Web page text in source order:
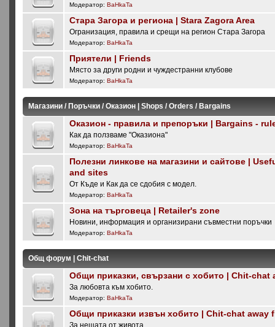
Модератор:BaHkaTa
Стара Загора и региона | Stara Zagora Area
Огранизация, правила и срещи на регион Стара Загора
Модератор:BaHkaTa
Приятели | Friends
Място за други родни и чуждестранни клубове
Модератор:BaHkaTa
Магазини / Поръчки / Оказион | Shops / Orders / Bargains
Оказион - правила и препоръки | Bargains -
Как да ползваме "Оказиона"
Модератор:BaHkaTa
Полезни линкове на магазини и сайтове |
and sites
От Къде и Как да се сдобия с модел.
Модератор:BaHkaTa
Зона на търговеца | Retailer's zone
Новини, информация и организирани съвместни поръчки
Модератор:BaHkaTa
Общ форум | Chit-chat
Общи приказки, свързани с хобито | Chit-chat
За любовта към хобито.
Модератор:BaHkaTa
Общи приказки извън хобито | Chit-chat away
За нещата от живота.